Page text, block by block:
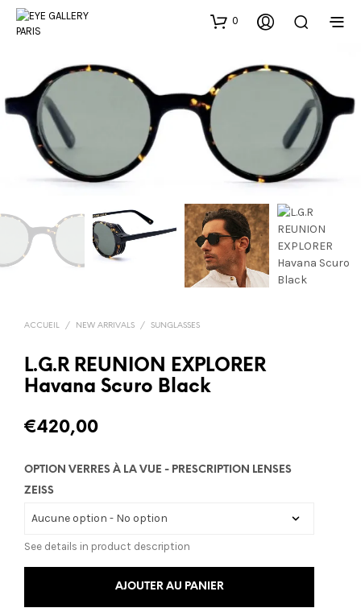
0
ACCUEIL / NEW ARRIVALS / SUNGLASSES
L.G.R REUNION EXPLORER
Havana Scuro Black
€420,00
OPTION VERRES À LA VUE - PRESCRIPTION LENSES
ZEISS
See details in product description
AJOUTER AU PANIER